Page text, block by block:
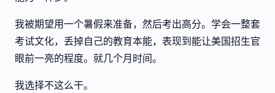
我被期望用一个暑假来准备，然后考出高分。学会一整套
考试文化，丢掉自己的教育本能，表现到能让美国招生官
眼前一亮的程度。就几个月时间。
我选择不这么干。